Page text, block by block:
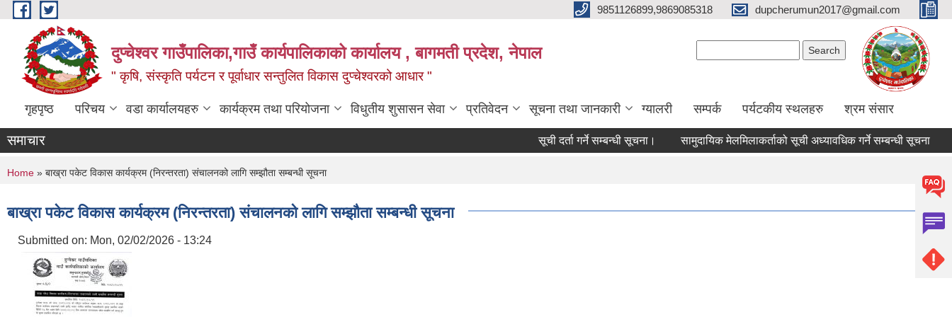
Skip to main content 9851126899,9869085318 dupcherumun2017@gmail.com
दुप्चेश्वर गाउँपालिका,गाउँ कार्यपालिकाको कार्यालय , बागमती प्रदेश, नेपाल
" कृषि, संस्कृति पर्यटन र पूर्वाधार सन्तुलित विकास दुप्चेश्वरको आधार "
गृहपृष्ठ परिचय वडा कार्यालयहरु कार्यक्रम तथा परियोजना विधुतीय शुसासन सेवा प्रतिवेदन सूचना तथा जानकारी ग्यालरी सम्पर्क पर्यटकीय स्थलहरु श्रम संसार
समाचार सूची दर्ता गर्ने सम्बन्धी सूचना। सामुदायिक मेलमिलाकर्ताको सूची अध्यावधिक गर्ने सम्बन्धी सूचना
You are here
Home » बाख्रा पकेट विकास कार्यक्रम (निरन्तरता) संचालनको लागि सम्झौता सम्बन्धी सूचना
बाख्रा पकेट विकास कार्यक्रम (निरन्तरता) संचालनको लागि सम्झौता सम्बन्धी सूचना
Submitted on: Mon, 02/02/2026 - 13:24